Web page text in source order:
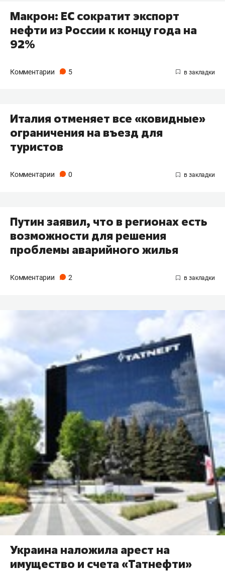
Макрон: ЕС сократит экспорт
нефти из России к концу года на
92%
Комментарии 5
Италия отменяет все «ковидные»
ограничения на въезд для
туристов
Комментарии 0
Путин заявил, что в регионах есть
возможности для решения
проблемы аварийного жилья
Комментарии 2
Украина наложила арест на
имущество и счета «Татнефти»